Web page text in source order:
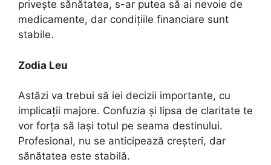
privește sănătatea, s-ar putea să ai nevoie de
medicamente, dar condițiile financiare sunt
stabile.
Zodia Leu
Astăzi va trebui să iei decizii importante, cu
implicații majore. Confuzia și lipsa de claritate te
vor forța să lași totul pe seama destinului.
Profesional, nu se anticipează creșteri, dar
sănătatea este stabilă.